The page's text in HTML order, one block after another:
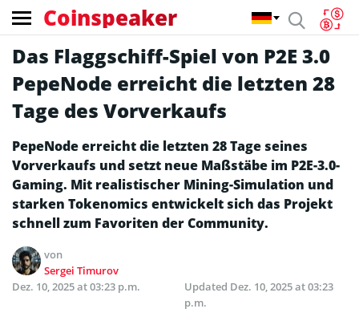
Coinspeaker
Das Flaggschiff-Spiel von P2E 3.0
PepeNode erreicht die letzten 28
Tage des Vorverkaufs
PepeNode erreicht die letzten 28 Tage seines
Vorverkaufs und setzt neue Maßstäbe im P2E-3.0-
Gaming. Mit realistischer Mining-Simulation und
starken Tokenomics entwickelt sich das Projekt
schnell zum Favoriten der Community.
von
Sergei Timurov
Dez. 10, 2025 at 03:23 p.m.
Updated Dez. 10, 2025 at 03:23
p.m.